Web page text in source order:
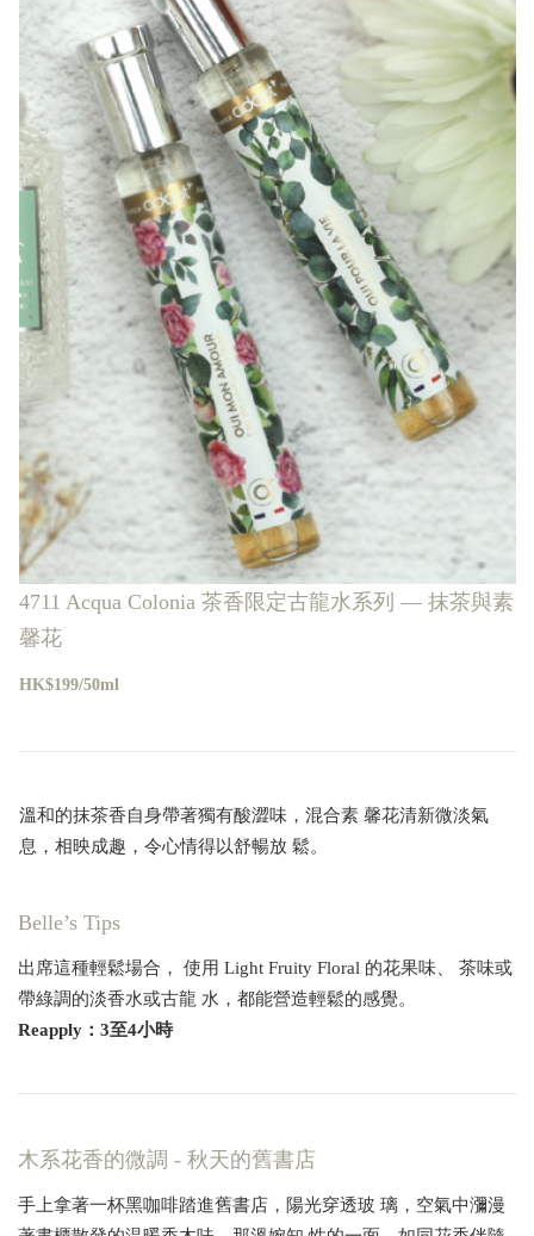
4711 Acqua Colonia 茶香限定古龍水系列 — 抹茶與素
馨花
HK$199/50ml
溫和的抹茶香自身帶著獨有酸澀味，混合素 馨花清新微淡氣
息，相映成趣，令心情得以舒暢放 鬆。
Belle’s Tips
出席這種輕鬆場合， 使用 Light Fruity Floral 的花果味、 茶味或
帶綠調的淡香水或古龍 水，都能營造輕鬆的感覺。
Reapply：3至4小時
木系花香的微調 - 秋天的舊書店
手上拿著一杯黑咖啡踏進舊書店，陽光穿透玻 璃，空氣中瀰漫